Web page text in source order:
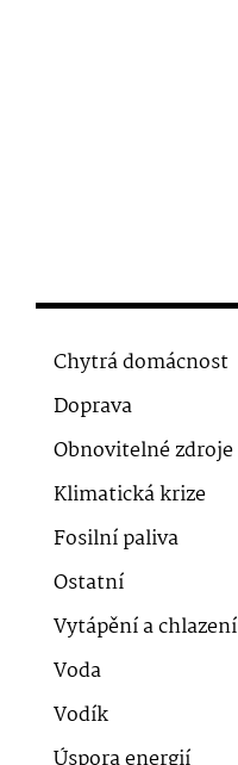
Chytrá domácnost
Doprava
Obnovitelné zdroje
Klimatická krize
Fosilní paliva
Ostatní
Vytápění a chlazení
Voda
Vodík